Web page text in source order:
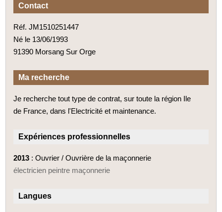
Contact
Réf. JM1510251447
Né le 13/06/1993
91390 Morsang Sur Orge
Ma recherche
Je recherche tout type de contrat, sur toute la région Ile
de France, dans l'Electricité et maintenance.
Expériences professionnelles
2013 : Ouvrier / Ouvrière de la maçonnerie
électricien peintre maçonnerie
Langues